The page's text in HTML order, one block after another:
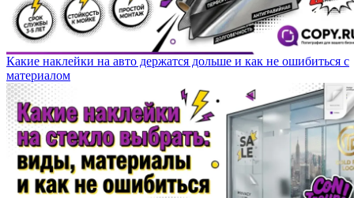
Какие наклейки на авто держатся дольше и как не ошибиться с
материалом